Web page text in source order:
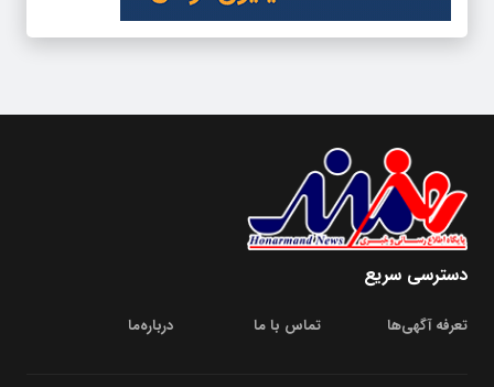
دسترسی سریع
تعرفه آگهی‌ها تماس با ما درباره‌‌ما